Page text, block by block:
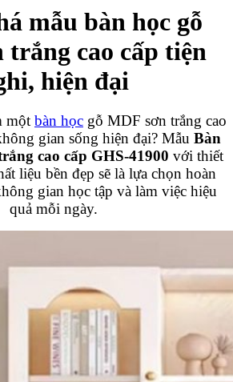
mẫu bàn học gỗ
trắng cao cấp tiện
hiện đại
một bàn học gỗ MDF sơn trắng cao
gian sống hiện đại? Mẫu Bàn
cao cấp GHS-41900 với thiết
liệu bền đẹp sẽ là lựa chọn hoàn
gian học tập và làm việc hiệu
quả mỗi ngày.